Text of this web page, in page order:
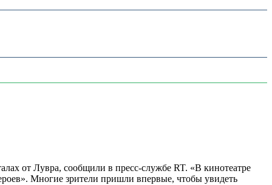
от Лувра, сообщили в пресс-службе RT. «В кинотеатре
Многие зрители пришли впервые, чтобы увидеть